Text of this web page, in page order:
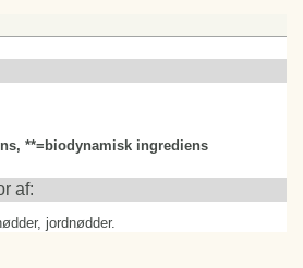
**=biodynamisk ingrediens
af:
jordnødder.